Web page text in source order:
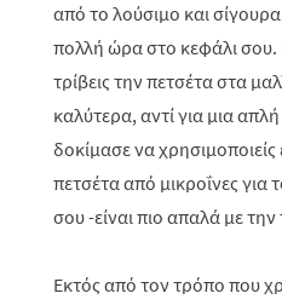
από το λούσιμο και
πολλή ώρα στο κεφάλι
τρίβεις την πετσέτα στα
καλύτερα, αντί για μια
δοκίμασε να χρησιμοποιείς
πετσέτα από μικροΐνες
σου -είναι πιο απαλά με την
Εκτός από τον τρόπο που